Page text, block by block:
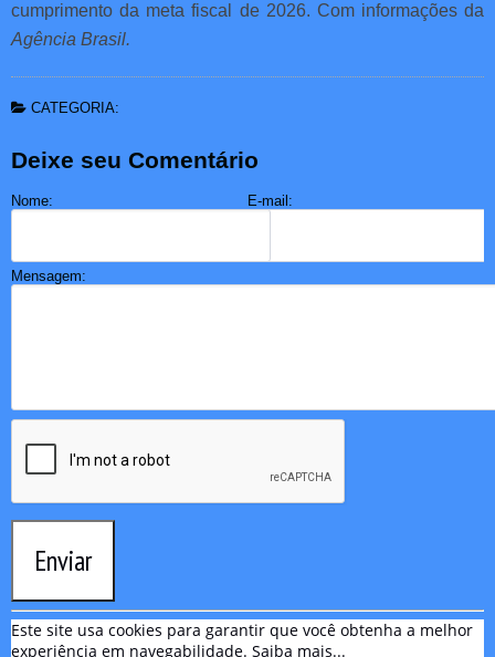
cumprimento da meta fiscal de 2026. Com informações da
Agência Brasil.
CATEGORIA:
Deixe seu Comentário
Nome: E-mail:
Mensagem:
Enviar
Este site usa cookies para garantir que você obtenha a melhor
experiência em navegabilidade. Saiba mais...